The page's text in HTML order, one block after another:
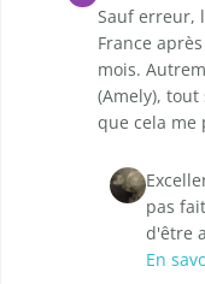
Sauf erreur,
France
mois.
(Amely),
que cela me
pas
d'être
En